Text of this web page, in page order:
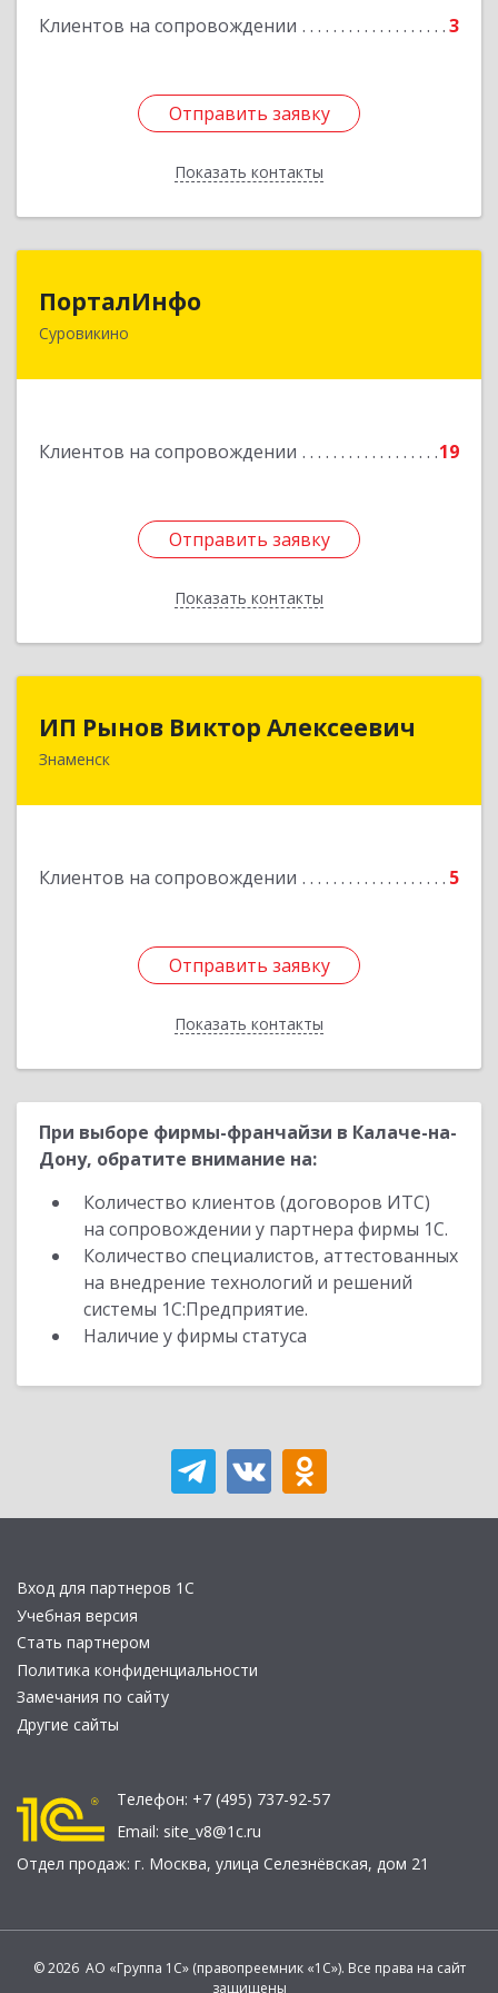
Клиентов на сопровождении 3
Отправить заявку
Показать контакты
Подробнее
Отправить заявку
Назад
ПорталИнфо
Суровикино
Клиентов на сопровождении 19
Отправить заявку
Показать контакты
404414, г.Суровкино Волгоградской обл. ул. 1-й
Отправить заявку
Назад
ИП Рынов Виктор Алексеевич
Знаменск
Клиентов на сопровождении 5
Отправить заявку
Показать контакты
Отправить заявку
Назад
При выборе фирмы-франчайзи в Калаче-на-
Дону, обратите внимание на:
Количество клиентов (договоров ИТС)
на сопровождении у партнера фирмы 1С.
Количество специалистов, аттестованных
на внедрение технологий и решений
системы 1С:Предприятие.
Наличие у фирмы статуса
Вход для партнеров 1С
Учебная версия
Стать партнером
Политика конфиденциальности
Замечания по сайту
Другие сайты
Телефон: +7 (495) 737-92-57
Email: site_v8@1c.ru
Отдел продаж: г. Москва, улица Селезнёвская, дом 21
© 2026 АО «Группа 1С» (правопреемник «1С»). Все права на сайт
защищены